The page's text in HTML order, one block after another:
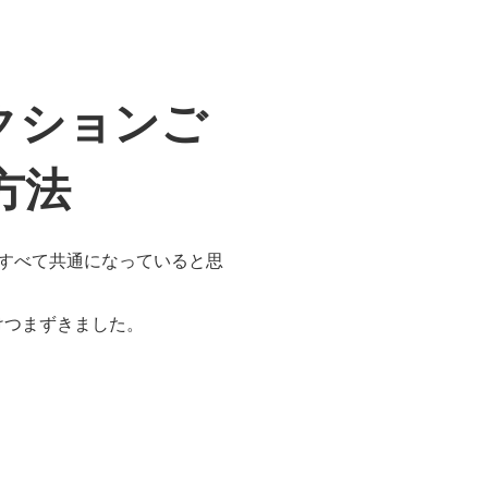
ションご
法
べて共通になっていると思
まずきました。